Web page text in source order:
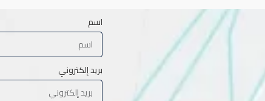
اسم
بريد إلكتروني